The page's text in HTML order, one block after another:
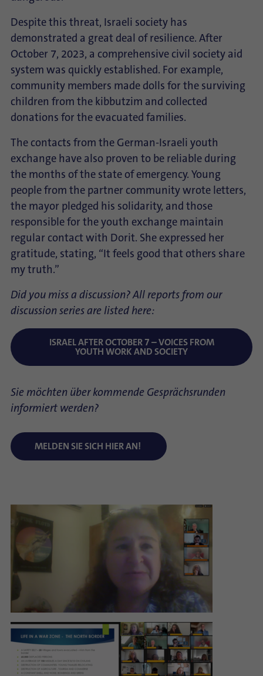
Despite this threat, Israeli society has
demonstrated a great deal of resilience. After
October 7, 2023, a comprehensive civil society aid
system was quickly established. For example,
community members made dolls for the surviving
children from the kibbutzim and collected
donations for the evacuated families.
The contacts from the German-Israeli youth
exchange have also proven to be reliable during
the months of the state of emergency. Young
people from the partner community wrote letters,
the mayor pledged his solidarity, and those
responsible for the youth exchange maintain
regular contact with Dorit. She expressed her
gratitude, stating, “It feels good that others share
my truth.”
Did you miss a discussion? All reports from our
discussion series are listed here:
ISRAEL AFTER OCTOBER 7 – VOICES FROM
YOUTH WORK AND SOCIETY
Sie möchten über kommende Gesprächsrunden
informiert werden?
MELDEN SIE SICH HIER AN!